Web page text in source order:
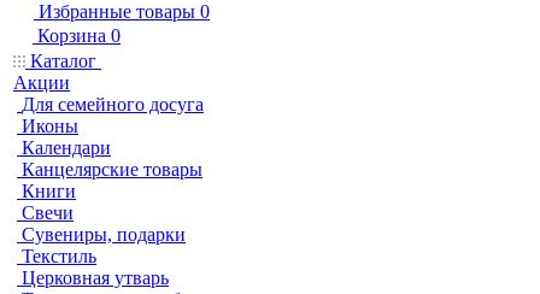
Избранные товары 0
Корзина 0
Каталог
Акции
Для семейного досуга
Иконы
Календари
Канцелярские товары
Книги
Свечи
Сувениры, подарки
Текстиль
Церковная утварь